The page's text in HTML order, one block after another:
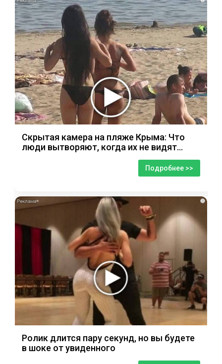
Скрытая камера на пляже Крыма: Что
люди вытворяют, когда их не видят...
Подробнее >>
i
Ролик длится пару секунд, но вы будете
в шоке от увиденного